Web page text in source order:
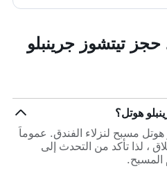
حجز تيتشوز جرينبلو
هوتل؟
مسبح لنزلاء الفندق. عموماً
، لذا تأكد من التحدث إلى
المسبح.